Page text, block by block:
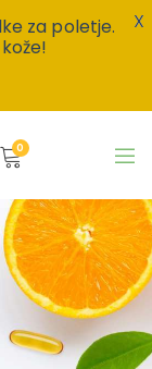
0
za poletje.
X